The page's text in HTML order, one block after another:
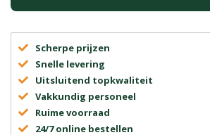
Scherpe prijzen
Snelle levering
Uitsluitend topkwaliteit
Vakkundig personeel
Ruime voorraad
24/7 online bestellen